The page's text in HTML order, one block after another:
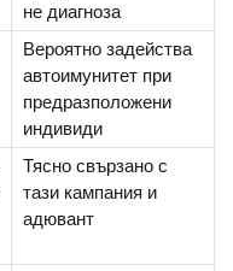
не диагноза
Вероятно задейства
автоимунитет при
предразположени
индивиди
Тясно свързано с
тази кампания и
адювант